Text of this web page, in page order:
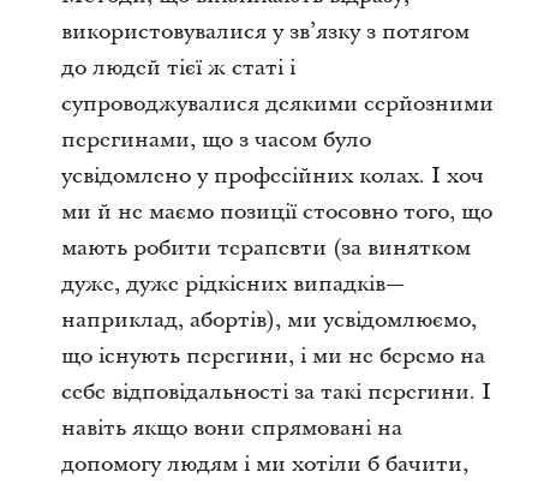
використовувалися у зв’язку з потягом
до людей тієї ж статі і
супроводжувалися деякими серйозними
перегинами, що з часом було
усвідомлено у професійних колах. І хоч
ми й не маємо позиції стосовно того, що
мають робити терапевти (за винятком
дуже, дуже рідкісних випадків—
наприклад, абортів), ми усвідомлюємо,
що існують перегини, і ми не беремо на
себе відповідальності за такі перегини. І
навіть якщо вони спрямовані на
допомогу людям і ми хотіли б бачити,